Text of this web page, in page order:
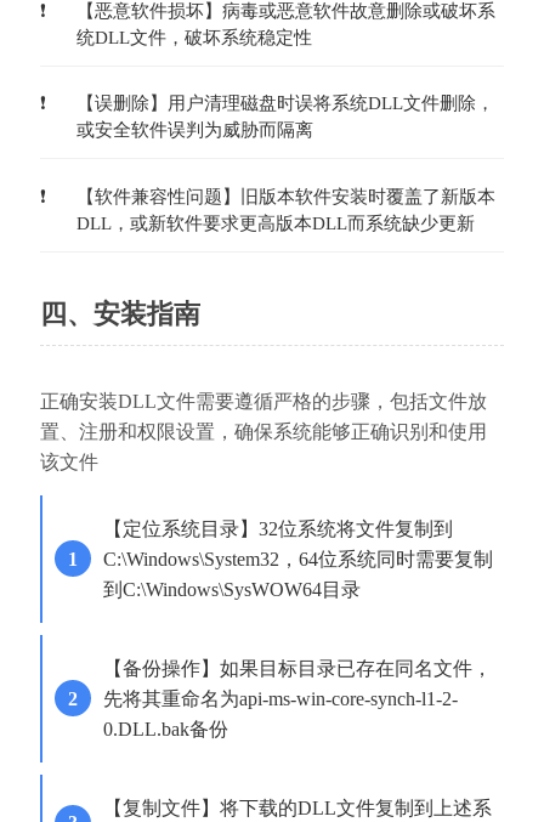
【恶意软件损坏】病毒或恶意软件故意删除或破坏系
统DLL文件，破坏系统稳定性
【误删除】用户清理磁盘时误将系统DLL文件删除，
或安全软件误判为威胁而隔离
【软件兼容性问题】旧版本软件安装时覆盖了新版本
DLL，或新软件要求更高版本DLL而系统缺少更新
四、安装指南
正确安装DLL文件需要遵循严格的步骤，包括文件放
置、注册和权限设置，确保系统能够正确识别和使用
该文件
【定位系统目录】32位系统将文件复制到
C:\Windows\System32，64位系统同时需要复制
到C:\Windows\SysWOW64目录
【备份操作】如果目标目录已存在同名文件，
先将其重命名为api-ms-win-core-synch-l1-2-
0.DLL.bak备份
【复制文件】将下载的DLL文件复制到上述系